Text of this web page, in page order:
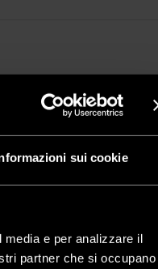
sui cookie
e per analizzare il
partner che si occupano